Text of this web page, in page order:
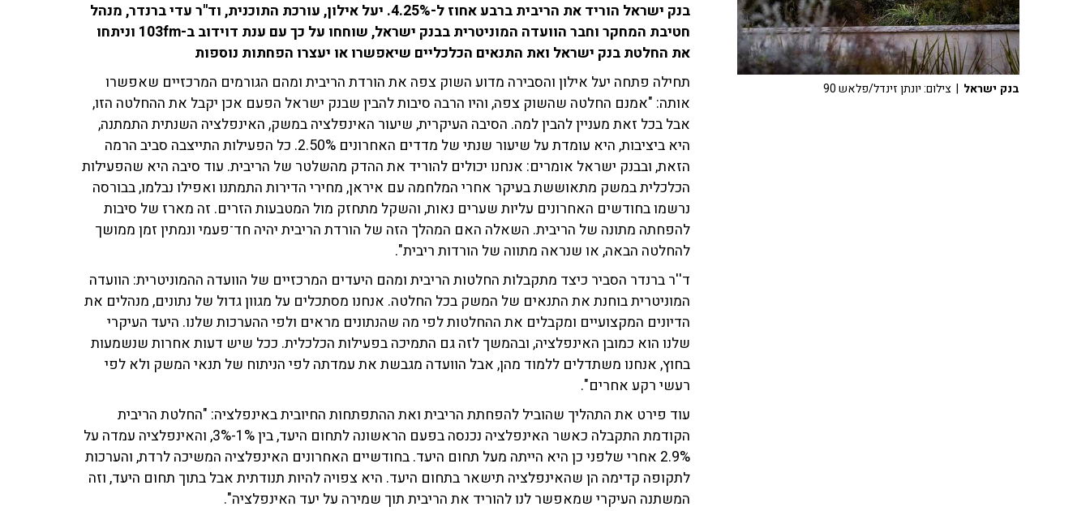
בנק ישראל הוריד את הריבית ברבע אחוז ל-4.25%. יעל אילון, עורכת התוכנית, וד''ר עדי ברנדר, מנהל
חטיבת המחקר וחבר הוועדה המוניטרית בבנק ישראל, שוחחו על כך עם ענת דוידוב ב-103fm וניתחו
את החלטת בנק ישראל ואת התנאים הכלכליים שיאפשרו או יעצרו הפחתות נוספות
תחילה פתחה יעל אילון והסבירה מדוע השוק צפה את הורדת הריבית ומהם הגורמים המרכזיים שאפשרו
אותה: "אמנם החלטה שהשוק צפה, והיו הרבה סיבות להבין שבנק ישראל הפעם אכן יקבל את ההחלטה הזו,
אבל בכל זאת מעניין להבין למה. הסיבה העיקרית, שיעור האינפלציה במשק, האינפלציה השנתית התמתנה,
היא ביציבות, היא עומדת על שיעור שנתי של מדדים האחרונים 2.50%. כל הפעילות התייצבה סביב הרמה
הזאת, ובבנק ישראל אומרים: אנחנו יכולים להוריד את ההדק מהשלטר של הריבית. עוד סיבה היא שהפעילות
הכלכלית במשק מתאוששת בעיקר אחרי המלחמה עם איראן, מחירי הדירות התמתנו ואפילו נבלמו, בבורסה
נרשמו בחודשים האחרונים עליות שערים נאות, והשקל מתחזק מול המטבעות הזרים. זה מארז של סיבות
להפחתה מתונה של הריבית. השאלה האם המהלך הזה של הורדת הריבית יהיה חד־פעמי ונמתין זמן ממושך
להחלטה הבאה, או שנראה מתווה של הורדות ריבית".
ד''ר ברנדר הסביר כיצד מתקבלות החלטות הריבית ומהם היעדים המרכזיים של הוועדה ההמוניטרית: הוועדה
המוניטרית בוחנת את התנאים של המשק בכל החלטה. אנחנו מסתכלים על מגוון גדול של נתונים, מנהלים את
הדיונים המקצועיים ומקבלים את ההחלטות לפי מה שהנתונים מראים ולפי ההערכות שלנו. היעד העיקרי
שלנו הוא כמובן האינפלציה, ובהמשך לזה גם התמיכה בפעילות הכלכלית. ככל שיש דעות אחרות שנשמעות
בחוץ, אנחנו משתדלים ללמוד מהן, אבל הוועדה מגבשת את עמדתה לפי הניתוח של תנאי המשק ולא לפי
רעשי רקע אחרים".
עוד פירט את התהליך שהוביל להפחתת הריבית ואת ההתפתחות החיובית באינפלציה: "החלטת הריבית
הקודמת התקבלה כאשר האינפלציה נכנסה בפעם הראשונה לתחום היעד, בין 1%-3%, והאינפלציה עמדה על
2.9% אחרי שלפני כן היא הייתה מעל תחום היעד. בחודשיים האחרונים האינפלציה המשיכה לרדת, והערכות
לתקופה קדימה הן שהאינפלציה תישאר בתחום היעד. היא צפויה להיות תנודתית אבל בתוך תחום היעד, וזה
המשתנה העיקרי שמאפשר לנו להוריד את הריבית תוך שמירה על יעד האינפלציה".
בנק ישראל | צילום: יונתן זינדל/פלאש 90